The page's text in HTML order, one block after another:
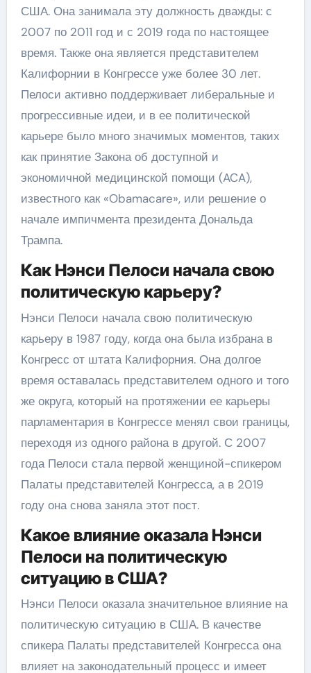
США. Она занимала эту должность дважды: с
2007 по 2011 год и с 2019 года по настоящее
время. Также она является представителем
Калифорнии в Конгрессе уже более 30 лет.
Пелоси активно поддерживает либеральные и
прогрессивные идеи, и в ее политической
карьере было много значимых моментов, таких
как принятие Закона об доступной и
экономичной медицинской помощи (ACA),
известного как «Obamacare», или решение о
начале импичмента президента Дональда
Трампа.
Как Нэнси Пелоси начала свою
политическую карьеру?
Нэнси Пелоси начала свою политическую
карьеру в 1987 году, когда она была избрана в
Конгресс от штата Калифорния. Она долгое
время оставалась представителем одного и того
же округа, который на протяжении ее карьеры
парламентария в Конгрессе менял свои границы,
переходя из одного района в другой. С 2007
года Пелоси стала первой женщиной-спикером
Палаты представителей Конгресса, а в 2019
году она снова заняла этот пост.
Какое влияние оказала Нэнси
Пелоси на политическую
ситуацию в США?
Нэнси Пелоси оказала значительное влияние на
политическую ситуацию в США. В качестве
спикера Палаты представителей Конгресса она
влияет на законодательный процесс и имеет